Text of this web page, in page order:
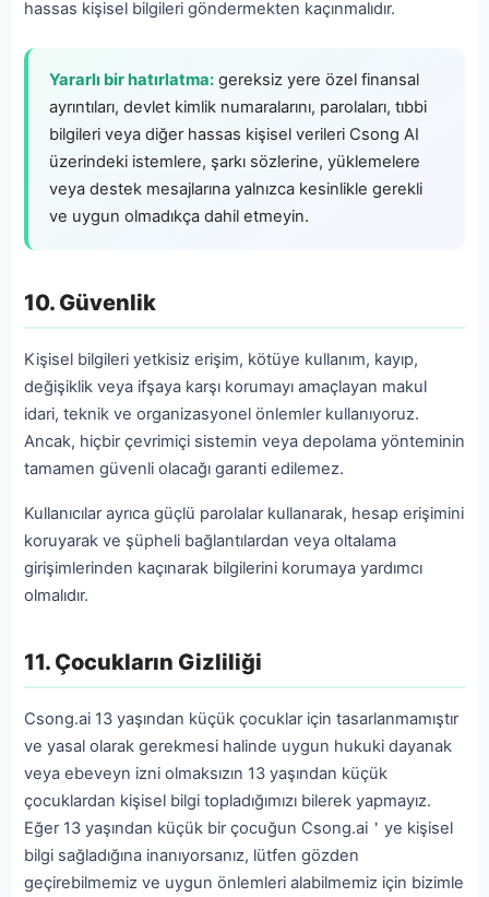
hassas kişisel bilgileri göndermekten kaçınmalıdır.
Yararlı bir hatırlatma: gereksiz yere özel finansal
ayrıntıları, devlet kimlik numaralarını, parolaları, tıbbi
bilgileri veya diğer hassas kişisel verileri Csong AI
üzerindeki istemlere, şarkı sözlerine, yüklemelere
veya destek mesajlarına yalnızca kesinlikle gerekli
ve uygun olmadıkça dahil etmeyin.
10. Güvenlik
Kişisel bilgileri yetkisiz erişim, kötüye kullanım, kayıp,
değişiklik veya ifşaya karşı korumayı amaçlayan makul
idari, teknik ve organizasyonel önlemler kullanıyoruz.
Ancak, hiçbir çevrimiçi sistemin veya depolama yönteminin
tamamen güvenli olacağı garanti edilemez.
Kullanıcılar ayrıca güçlü parolalar kullanarak, hesap erişimini
koruyarak ve şüpheli bağlantılardan veya oltalama
girişimlerinden kaçınarak bilgilerini korumaya yardımcı
olmalıdır.
11. Çocukların Gizliliği
Csong.ai 13 yaşından küçük çocuklar için tasarlanmamıştır
ve yasal olarak gerekmesi halinde uygun hukuki dayanak
veya ebeveyn izni olmaksızın 13 yaşından küçük
çocuklardan kişisel bilgi topladığımızı bilerek yapmayız.
Eğer 13 yaşından küçük bir çocuğun Csong.ai＇ye kişisel
bilgi sağladığına inanıyorsanız, lütfen gözden
geçirebilmemiz ve uygun önlemleri alabilmemiz için bizimle